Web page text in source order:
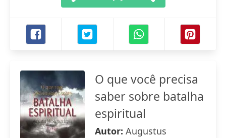
O que você precisa
saber sobre batalha
espiritual
Autor: Augustus